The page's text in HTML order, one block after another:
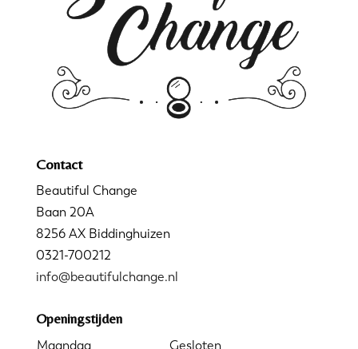
Contact
Beautiful Change
Baan 20A
8256 AX Biddinghuizen
0321-700212
info@beautifulchange.nl
Openingstijden
Maandag
Gesloten